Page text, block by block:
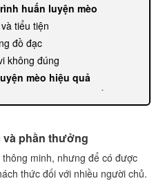
huấn luyện mèo
tiểu tiện
đồ đạc
không đúng
mèo hiệu quả
trong quá trình huấn luyện
và phần thưởng
minh, nhưng để có được
thức đối với nhiều người chủ.